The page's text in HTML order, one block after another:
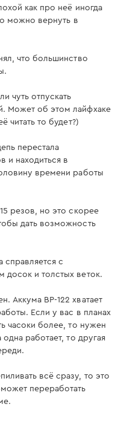
Dnipro-M CS-12
M FC-124
батарея Dnipro-
как про неё иногда
можно вернуть в
что большинство
чуть отпускать
Может об этом лайфхаке
читать то будет?)
перестала
и находиться в
времени работы
резов, но это скорее
дать возможность
справляется с
досок и толстых веток.
Аккума BP-122 хватает
Если у вас в планах
часоки более, то нужен
работает, то другая
всё сразу, то это
переработать